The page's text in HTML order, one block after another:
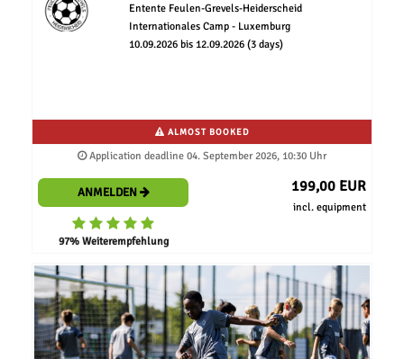
Entente Feulen-Grevels-Heiderscheid
Internationales Camp - Luxemburg
10.09.2026 bis 12.09.2026 (3 days)
ALMOST BOOKED
Application deadline 04. September 2026, 10:30 Uhr
ANMELDEN
97% Weiterempfehlung
199,00 EUR
incl. equipment